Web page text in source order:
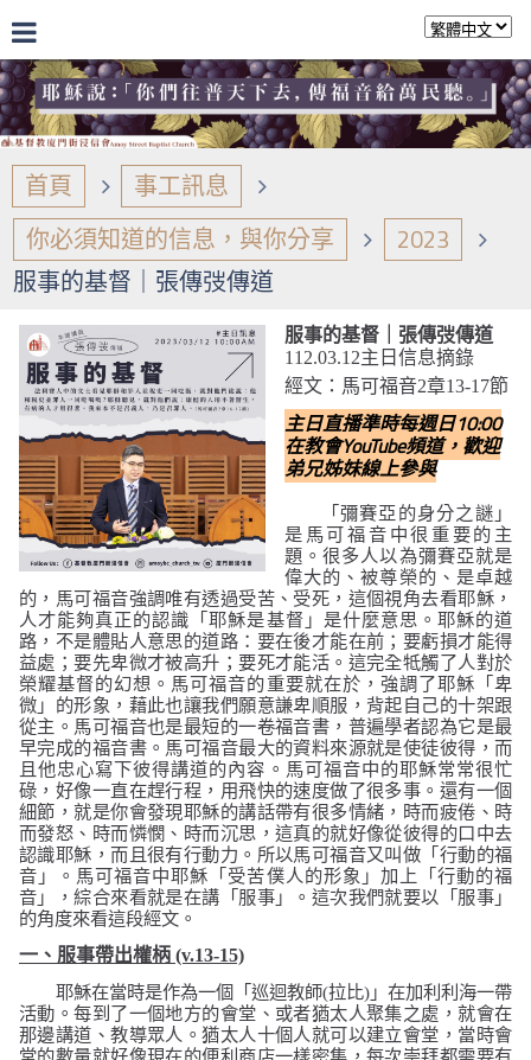
首頁
事工訊息
你必須知道的信息，與你分享
2023
服事的基督｜張傳弢傳道
服事的基督｜張傳弢傳道
112.03.12主日信息摘錄
經文：馬可福音2章13-17節
主日直播準時每週日10:00
在教會YouTube頻道，歡迎
弟兄姊妹線上參與
「彌賽亞的身分之謎」
是馬可福音中很重要的主
題。很多人以為彌賽亞就是
偉大的、被尊榮的、是卓越
的，馬可福音強調唯有透過受苦、受死，這個視角去看耶穌，
人才能夠真正的認識「耶穌是基督」是什麼意思。耶穌的道
路，不是體貼人意思的道路：要在後才能在前；要虧損才能得
益處；要先卑微才被高升；要死才能活。這完全牴觸了人對於
榮耀基督的幻想。馬可福音的重要就在於，強調了耶穌「卑
微」的形象，藉此也讓我們願意謙卑順服，背起自己的十架跟
從主。馬可福音也是最短的一卷福音書，普遍學者認為它是最
早完成的福音書。馬可福音最大的資料來源就是使徒彼得，而
且他忠心寫下彼得講道的內容。馬可福音中的耶穌常常很忙
碌，好像一直在趕行程，用飛快的速度做了很多事。還有一個
細節，就是你會發現耶穌的講話帶有很多情緒，時而疲倦、時
而發怒、時而憐憫、時而沉思，這真的就好像從彼得的口中去
認識耶穌，而且很有行動力。所以馬可福音又叫做「行動的福
音」。 馬可福音中耶穌「受苦僕人的形象」加上「行動的福
音」，綜合來看就是在講「服事」。這次我們就要以「服事」
的角度來看這段經文。
一、服事帶出權柄 (v.13-15)
耶穌在當時是作為一個「巡迴教師(拉比)」在加利利海一帶
活動。每到了一個地方的會堂、或者猶太人聚集之處，就會在
那邊講道、教導眾人。猶太人十個人就可以建立會堂，當時會
堂的數量就好像現在的便利商店一樣密集，每次崇拜都需要有